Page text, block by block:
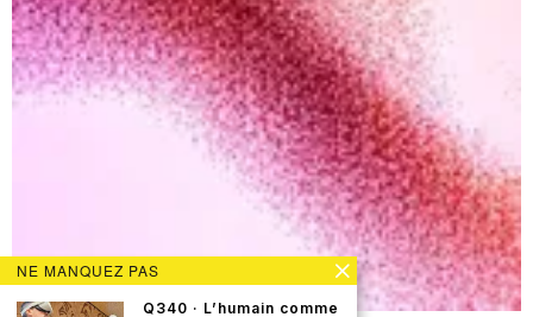
NE MANQUEZ PAS
Q340 · L’humain comme